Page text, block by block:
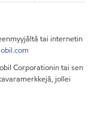
tai internetin
Corporationin tai sen
jollei